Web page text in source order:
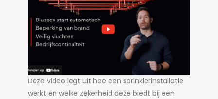
Deze video legt uit hoe een sprinklerinstallatie
werkt en welke zekerheid deze biedt bij een